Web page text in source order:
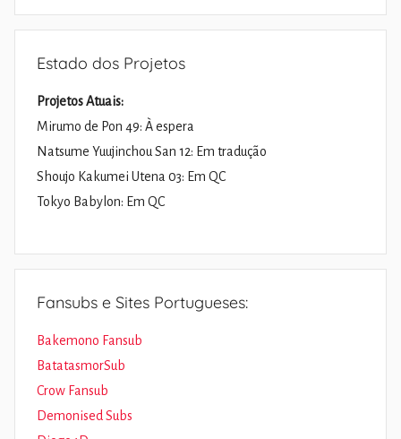
Estado dos Projetos
Projetos Atuais:
Mirumo de Pon 49: À espera
Natsume Yuujinchou San 12: Em tradução
Shoujo Kakumei Utena 03: Em QC
Tokyo Babylon: Em QC
Fansubs e Sites Portugueses:
Bakemono Fansub
BatatasmorSub
Crow Fansub
Demonised Subs